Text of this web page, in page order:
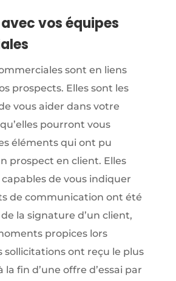
vos équipes
sont en liens
prospects. Elles sont les
vous aider dans votre
pourront vous
éléments qui ont pu
prospect en client. Elles
de vous indiquer
de communication ont été
la signature d’un client,
propices lors
sollicitations ont reçu le plus
la fin d’une offre d’essai par